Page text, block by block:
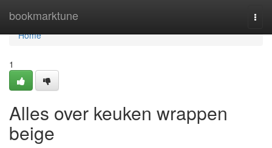
bookmarktune
Home
Home
1
Alles over keuken wrappen
beige